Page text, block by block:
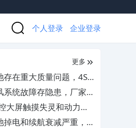
个人登录 企业登录
更多
存在重大质量问题，4S
统故障存隐患，厂家推
大屏触摸失灵和动力电
电和续航衰减严重，厂